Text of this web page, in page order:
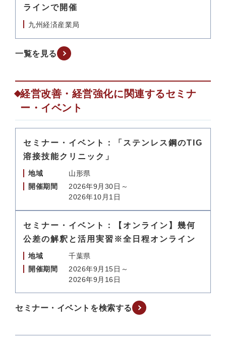
ラインで開催
九州経済産業局
一覧を見る
経営改善・経営強化に関連するセミナ
ー・イベント
セミナー・イベント：「ステンレス鋼のTIG
溶接技能クリニック」
地域
山形県
開催期間
2026年9月30日～
2026年10月1日
セミナー・イベント：【オンライン】幾何
公差の解釈と活用実習※全日程オンライン
地域
千葉県
開催期間
2026年9月15日～
2026年9月16日
セミナー・イベントを検索する